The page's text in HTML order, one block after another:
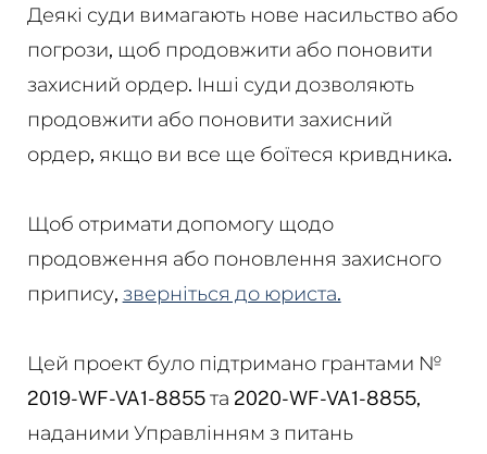
Деякі суди вимагають нове насильство або
погрози, щоб продовжити або поновити
захисний ордер. Інші суди дозволяють
продовжити або поновити захисний
ордер, якщо ви все ще боїтеся кривдника.
Щоб отримати допомогу щодо
продовження або поновлення захисного
припису, зверніться до юриста.
Цей проект було підтримано грантами №
2019-WF-VA1-8855 та 2020-WF-VA1-8855,
наданими Управлінням з питань